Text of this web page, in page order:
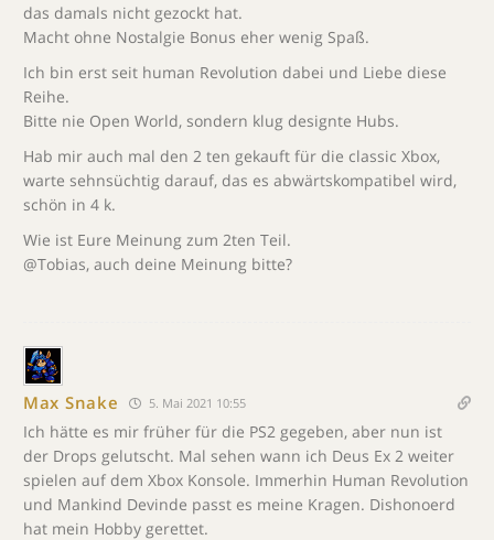
das damals nicht gezockt hat.
Macht ohne Nostalgie Bonus eher wenig Spaß.
Ich bin erst seit human Revolution dabei und Liebe diese
Reihe.
Bitte nie Open World, sondern klug designte Hubs.
Hab mir auch mal den 2 ten gekauft für die classic Xbox,
warte sehnsüchtig darauf, das es abwärtskompatibel wird,
schön in 4 k.
Wie ist Eure Meinung zum 2ten Teil.
@Tobias, auch deine Meinung bitte?
Max Snake 5. Mai 2021 10:55
Ich hätte es mir früher für die PS2 gegeben, aber nun ist
der Drops gelutscht. Mal sehen wann ich Deus Ex 2 weiter
spielen auf dem Xbox Konsole. Immerhin Human Revolution
und Mankind Devinde passt es meine Kragen. Dishonoerd
hat mein Hobby gerettet.